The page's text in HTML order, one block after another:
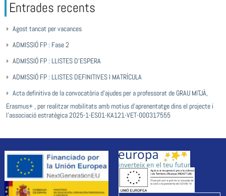
Entrades recents
Agost tancat per vacances
ADMISSIÓ FP : Fase 2
ADMISSIÓ FP : LLISTES D’ESPERA
ADMISSIÓ FP : LLISTES DEFINITIVES I MATRÍCULA
Acta definitiva de la convocatòria d’ajudes per a professorat de GRAU MITJÀ,
Erasmus+ , per realitzar mobilitats amb motius d’aprenentatge dins el projecte i
l’associació estratègica 2025-1-ES01-KA121-VET-000317555